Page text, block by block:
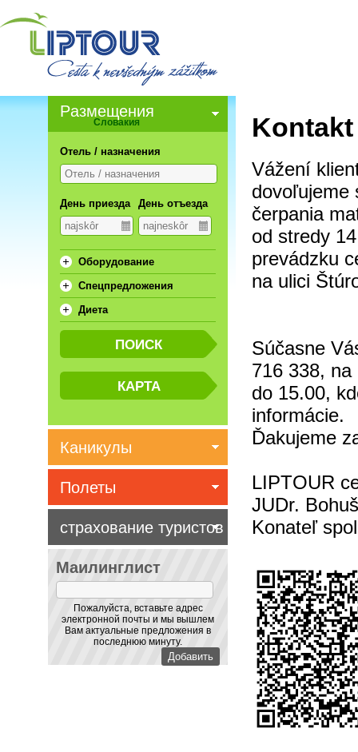
Kontakt
Vážení
dovoľujeme
čerpania
od stredy
prevádzku
na ulici
Súčasne
716 338,
do 15.00,
informácie.
Ďakujeme
LIPTOUR
JUDr.
Konateľ
Pазмещения
Словакия
Отель / назначения
День приезда День отъезда
Oборудование
Спецпредложения
Диета
Каникулы
Маилинглист
Пожалуйста, вставьте адрес
электронной почты и мы вышлем
Вам актуальные предложения в
последнюю минуту.
Полеты
страхование туристов